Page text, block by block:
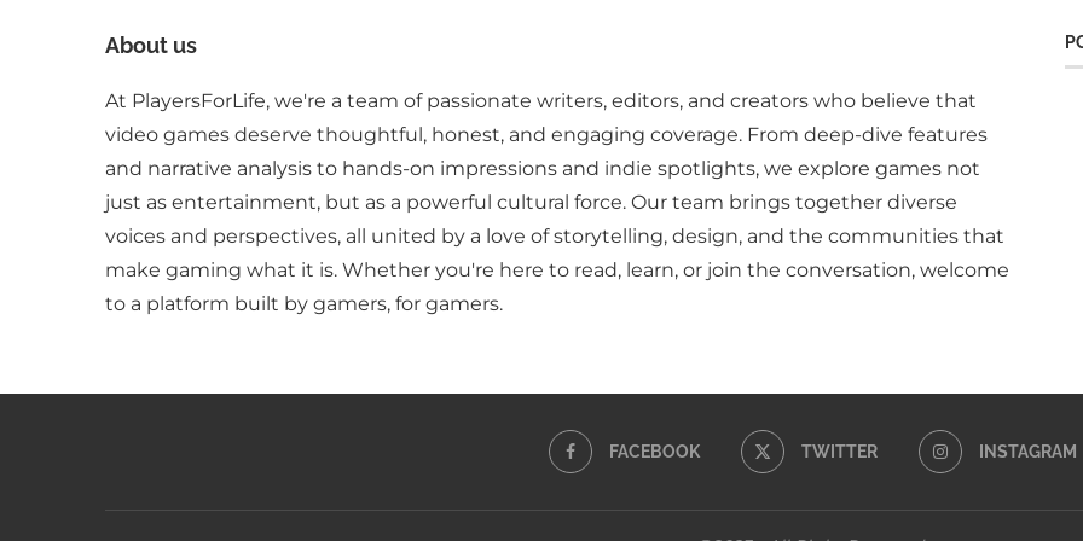
About us
At PlayersForLife, we're a team of passionate writers, editors, and creators who believe that
video games deserve thoughtful, honest, and engaging coverage. From deep-dive features
and narrative analysis to hands-on impressions and indie spotlights, we explore games not
just as entertainment, but as a powerful cultural force. Our team brings together diverse
voices and perspectives, all united by a love of storytelling, design, and the communities that
make gaming what it is. Whether you're here to read, learn, or join the conversation, welcome
to a platform built by gamers, for gamers.
FACEBOOK TWITTER INSTAGRAM